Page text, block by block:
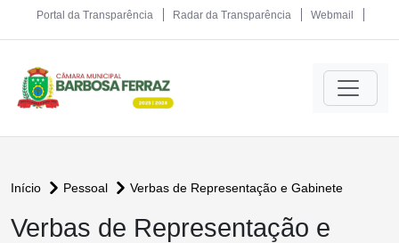
Portal da Transparência Radar da Transparência Webmail
Início Pessoal Verbas de Representação e Gabinete
conteúdo principal
Verbas de Representação e